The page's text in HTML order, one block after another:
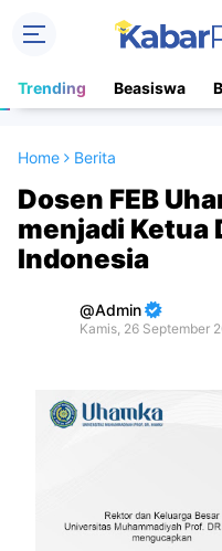
Trending Beasiswa
Home Berita
Dosen FEB
menjadi Ketua
Indonesia
Admin
Kamis, 26 September